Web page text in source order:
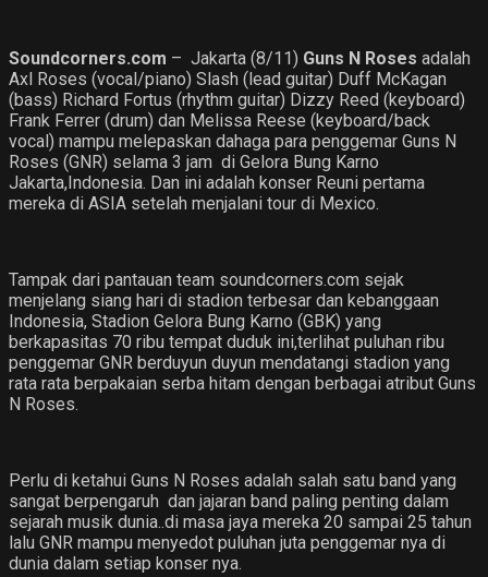
Soundcorners.com – Jakarta (8/11) Guns N Roses adalah
Axl Roses (vocal/piano) Slash (lead guitar) Duff McKagan
(bass) Richard Fortus (rhythm guitar) Dizzy Reed (keyboard)
Frank Ferrer (drum) dan Melissa Reese (keyboard/back
vocal) mampu melepaskan dahaga para penggemar Guns N
Roses (GNR) selama 3 jam di Gelora Bung Karno
Jakarta,Indonesia. Dan ini adalah konser Reuni pertama
mereka di ASIA setelah menjalani tour di Mexico.
Tampak dari pantauan team soundcorners.com sejak
menjelang siang hari di stadion terbesar dan kebanggaan
Indonesia, Stadion Gelora Bung Karno (GBK) yang
berkapasitas 70 ribu tempat duduk ini,terlihat puluhan ribu
penggemar GNR berduyun duyun mendatangi stadion yang
rata rata berpakaian serba hitam dengan berbagai atribut Guns
N Roses.
Perlu di ketahui Guns N Roses adalah salah satu band yang
sangat berpengaruh dan jajaran band paling penting dalam
sejarah musik dunia..di masa jaya mereka 20 sampai 25 tahun
lalu GNR mampu menyedot puluhan juta penggemar nya di
dunia dalam setiap konser nya.